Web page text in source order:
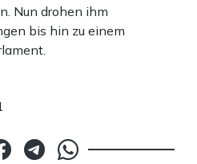
Nun drohen ihm
bis hin zu einem